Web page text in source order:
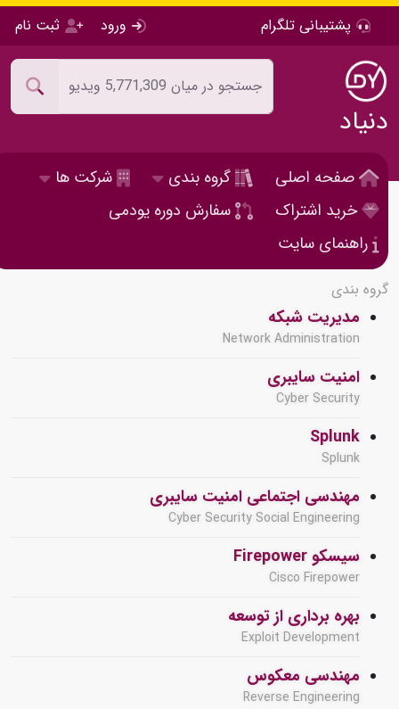
پشتیبانی تلگرام ورود ثبت نام
دنیاد
صفحه اصلی گروه بندی
شرکت ها
خرید اشتراک
سفارش دوره یودمی
راهنمای سایت
گروه بندی
مدیریت شبکه
Network Administration
امنیت سایبری
Cyber Security
Splunk
Splunk
مهندسی اجتماعی امنیت سایبری
Cyber Security Social Engineering
سیسکو Firepower
Cisco Firepower
بهره برداری از توسعه
Exploit Development
مهندسی معکوس
Reverse Engineering